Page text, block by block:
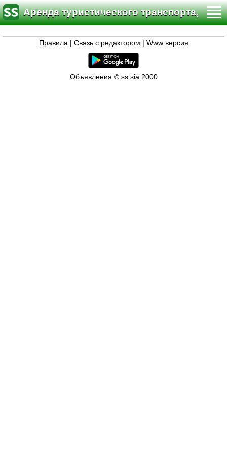
Аренда туристического транспорта,
чартеры
Правила Связь с редактором Www версия
Объявления © ss sia 2000